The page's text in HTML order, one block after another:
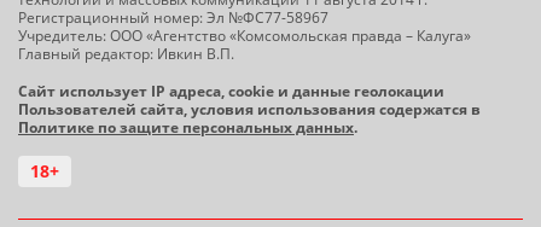
Регистрационный номер: Эл №ФС77-58967
Учредитель: ООО «Агентство «Комсомольская правда – Калуга»
Главный редактор: Ивкин В.П.
Сайт использует IP адреса, cookie и данные геолокации
Пользователей сайта, условия использования содержатся в
Политике по защите персональных данных.
18+